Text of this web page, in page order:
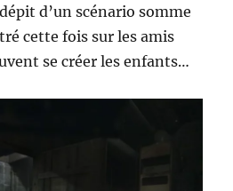
d’un scénario somme
cette fois sur les amis
se créer les enfants…